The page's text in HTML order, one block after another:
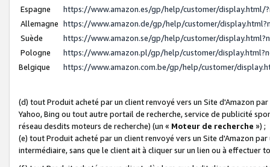
Espagne
https://www.amazon.es/gp/help/customer/display.html/
Allemagne https://www.amazon.de/gp/help/customer/
Suède
https://www.amazon.se/gp/help/customer/
Pologne
https://www.amazon.pl/gp/help/customer/
Belgique
https://www.amazon.com.be/gp/help/customer/
(d) tout Produit acheté par un client renvoyé vers un Site d'Amazon
Yahoo, Bing ou tout autre portail de recherche, service de publicité
réseau desdits moteurs de recherche) (un « Moteur de recherche ») ;
(e) tout Produit acheté par un client renvoyé vers un Site d'Amazon
intermédiaire, sans que le client ait à cliquer sur un lien ou à